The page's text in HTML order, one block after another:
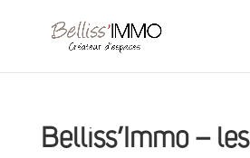
Belliss’Immo –